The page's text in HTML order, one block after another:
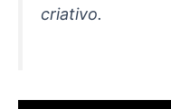
criativo.